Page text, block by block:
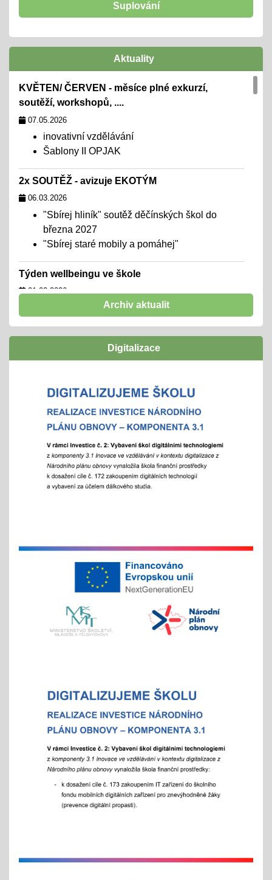
Suplování
Aktuality
KVĚTEN/ ČERVEN - měsíce plné exkurzí,
soutěží, workshopů, ....
07.05.2026
inovativní vzdělávání
Šablony II OPJAK
2x SOUTĚŽ - avizuje EKOTÝM
06.03.2026
"Sbírej hliník" soutěž děčínských škol do
března 2027
"Sbírej staré mobily a pomáhej"
Týden wellbeingu ve škole
01.02.2026
chceme školu, kde se všichni cítí dobře,
naplno rozvinout svůj potenciál
01.02.2026
městská, okresní a vyšší kola
"držíme palce"
Zápisy online pro školní rok 2026/2027
15.01.2026
- letošní zápis do ZŠ pro 1. ročník školního roku
Chystáte se k zápisu?
nabízíme individuální prohlídky školy
"Každý jinak, ale všichni se těšíme"
25.11.2025
celoškolní slavnostní akce
25. 11. 2025
na jaře si potom vyberou žáci 2. st. odměnu/
Archiv aktualit
Digitalizace